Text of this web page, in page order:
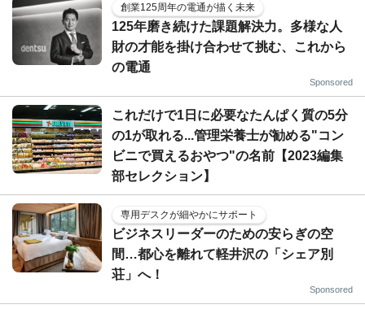
創業125周年の電通が描く未来
125年磨き続けた課題解決力。多様な人
財の才能を掛け合わせて挑む、これから
の電通
Sponsored
これだけで1日に必要なたんぱく質の5分
の1が取れる...管理栄養士が勧める"コン
ビニで買えるおやつ"の名前【2023編集
部セレクション】
専用デスクが細やかにサポート
ビジネスリーダーのための安らぎの空
間…都心を離れて軽井沢の「シェア別
荘」へ！
Sponsored